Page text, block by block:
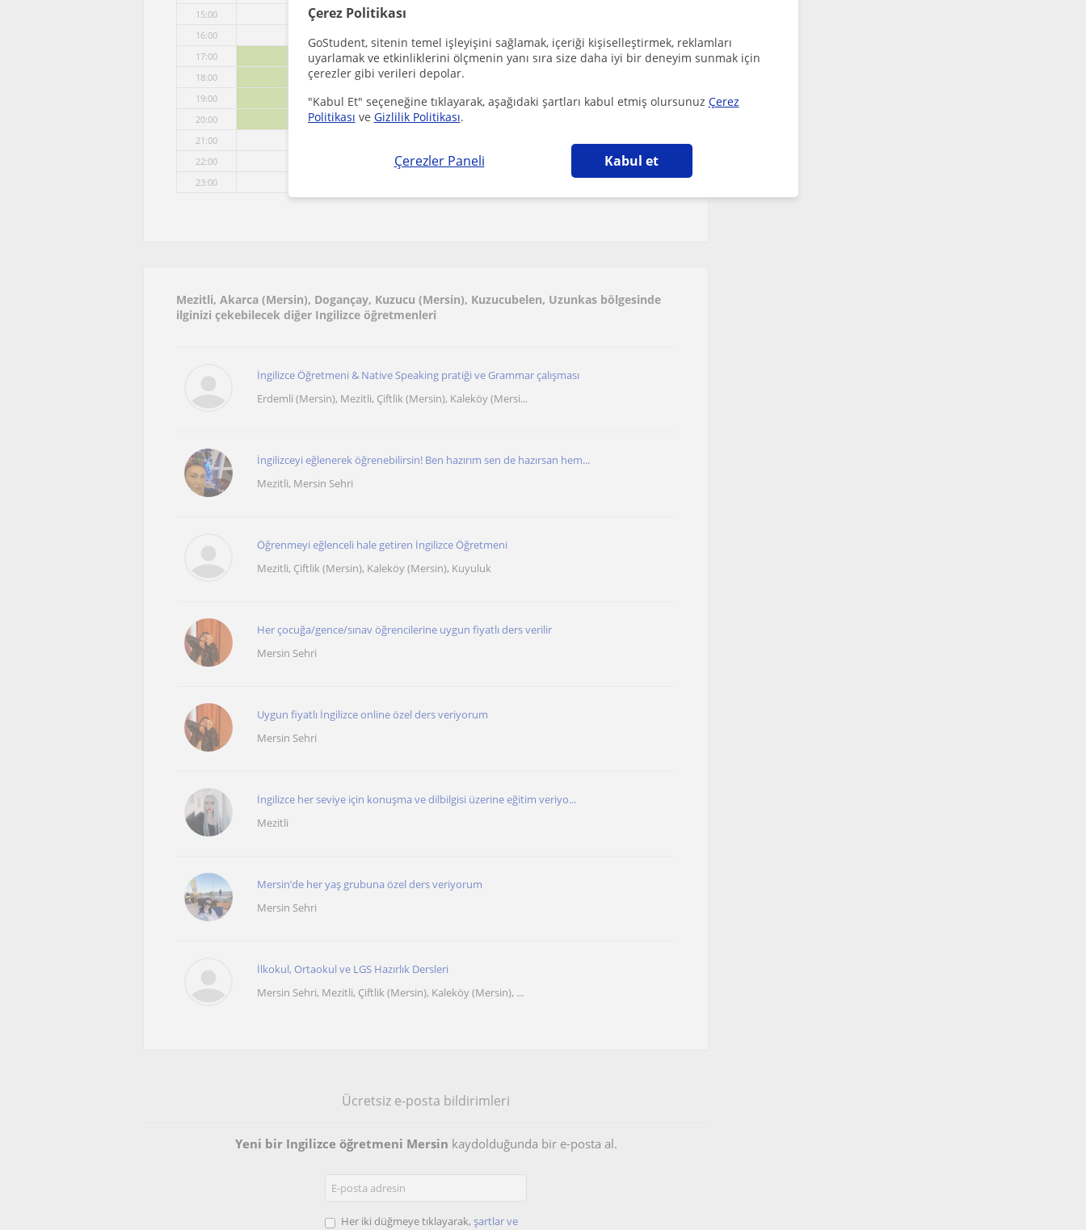
Çerez Politikası
GoStudent, sitenin temel işleyişini sağlamak, içeriği kişiselleştirmek, reklamları
uyarlamak ve etkinliklerini ölçmenin yanı sıra size daha iyi bir deneyim sunmak için
çerezler gibi verileri depolar.
"Kabul Et" seçeneğine tıklayarak, aşağıdaki şartları kabul etmiş olursunuz Çerez
Politikası ve Gizlilik Politikası.
Çerezler Paneli Kabul et
15:00
16:00
17:00
18:00
19:00
20:00
21:00
22:00
23:00
Mezitli, Akarca (Mersin), Dogançay, Kuzucu (Mersin), Kuzucubelen, Uzunkas bölgesinde
ilginizi çekebilecek diğer Ingilizce öğretmenleri
İngilizce Öğretmeni & Native Speaking pratiği ve Grammar çalışması
Erdemli (Mersin), Mezitli, Çiftlik (Mersin), Kaleköy (Mersi...
İngilizceyi eğlenerek öğrenebilirsin! Ben hazırım sen de hazırsan hem...
Mezitli, Mersin Sehri
Öğrenmeyi eğlenceli hale getiren İngilizce Öğretmeni
Mezitli, Çiftlik (Mersin), Kaleköy (Mersin), Kuyuluk
Her çocuğa/gence/sınav öğrencilerine uygun fiyatlı ders verilir
Mersin Sehri
Uygun fiyatlı İngilizce online özel ders veriyorum
Mersin Sehri
İngilizce her seviye için konuşma ve dilbilgisi üzerine eğitim veriyo...
Mezitli
Mersin’de her yaş grubuna özel ders veriyorum
Mersin Sehri
İlkokul, Ortaokul ve LGS Hazırlık Dersleri
Mersin Sehri, Mezitli, Çiftlik (Mersin), Kaleköy (Mersin), ...
Ücretsiz e-posta bildirimleri
Yeni bir Ingilizce öğretmeni Mersin kaydolduğunda bir e-posta al.
Her iki düğmeye tıklayarak, şartlar ve